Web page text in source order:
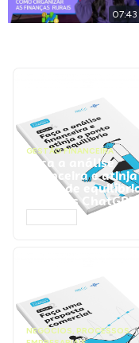
07:43
GESTÃO FINANCEIRA
Faça a análise
financeira e atinja
ponto de
Prompts ChatGPT
NEGÓCIOS, PROCESSOS